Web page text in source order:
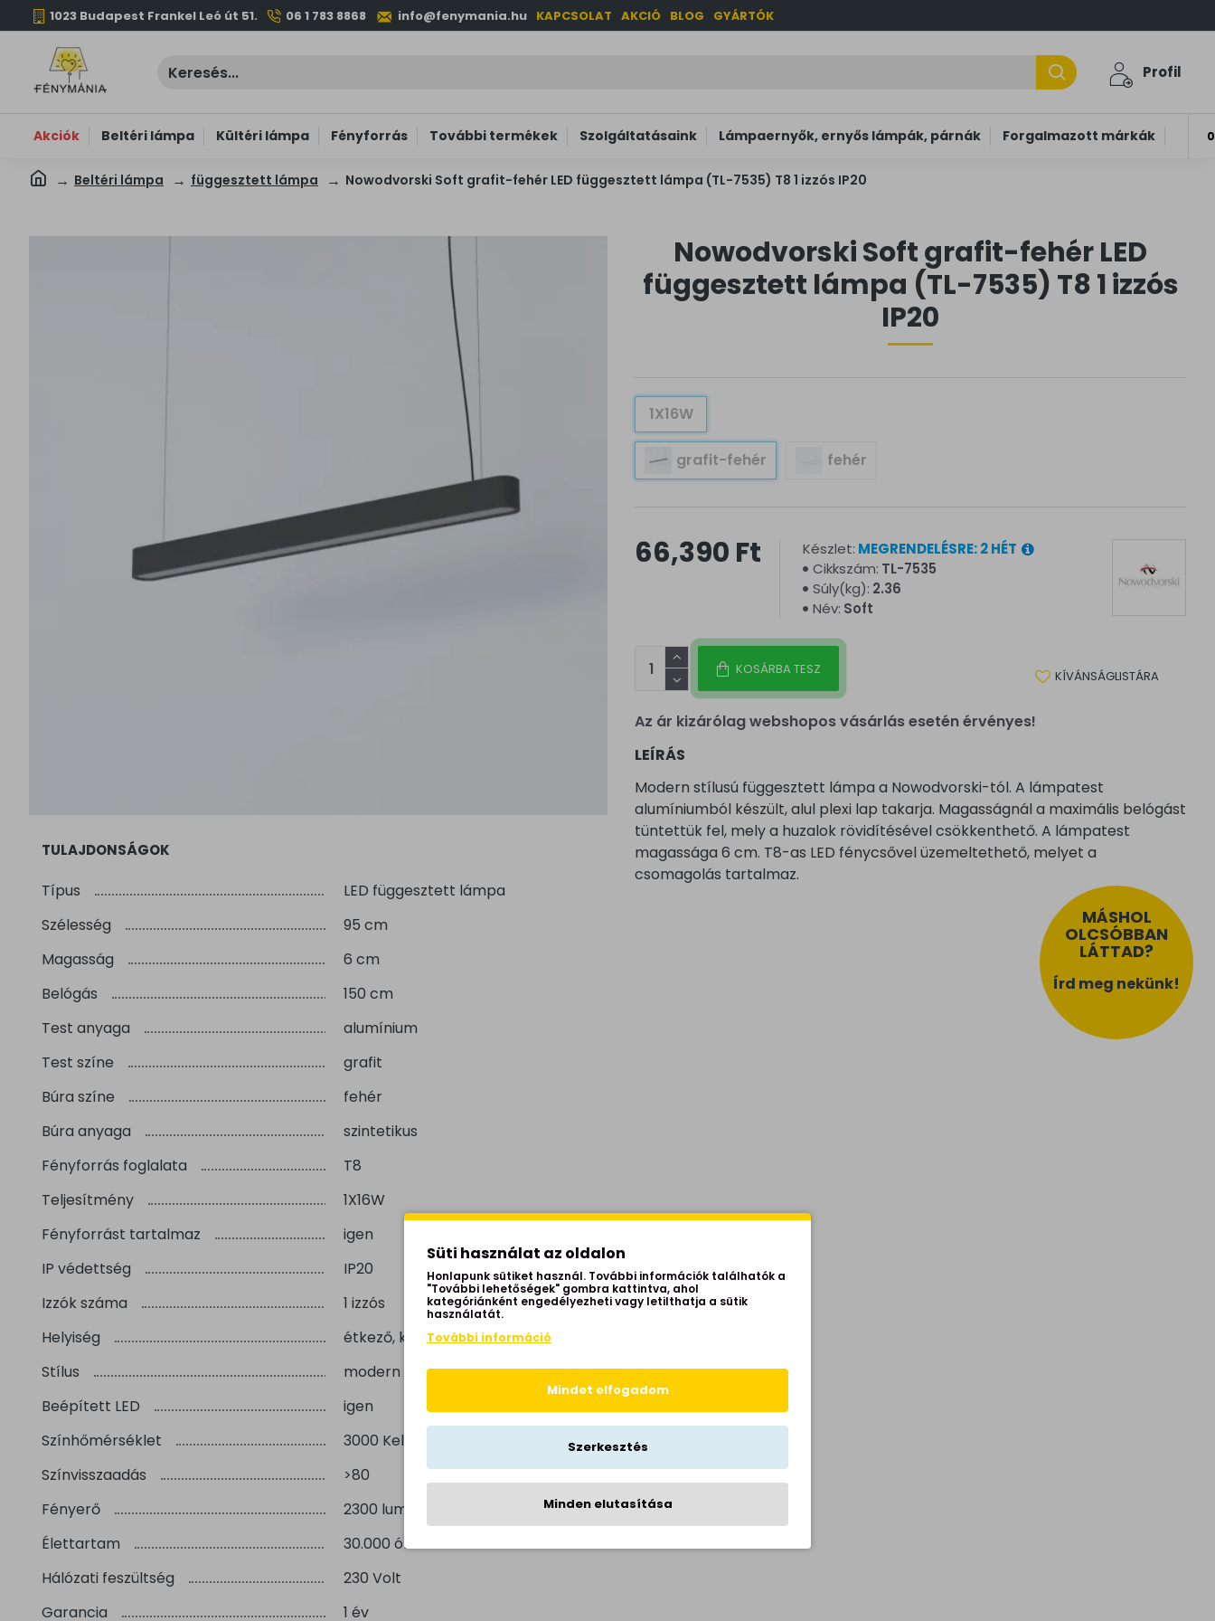
1023 Budapest Frankel Leó út 51. 06 1 783 8868 info@fenymania.hu KAPCSOLAT AKCIÓ BLOG GYÁRTÓK
Profil
Akciók Beltéri lámpa Kültéri lámpa Fényforrás További termékek Szolgáltatásaink Lámpaernyők, ernyős lámpák, párnák Forgalmazott márkák
Beltéri lámpa függesztett lámpa Nowodvorski Soft grafit-fehér LED függesztett lámpa (TL-7535) T8 1 izzós IP20
TULAJDONSÁGOK
Típus
LED függesztett lámpa
Szélesség
95 cm
Magasság
6 cm
Belógás
150 cm
Test anyaga
alumínium
Test színe
grafit
Búra színe
fehér
Búra anyaga
szintetikus
Fényforrás foglalata
T8
Teljesítmény
1X16W
Fényforrást tartalmaz
igen
IP védettség
IP20
Izzók száma
1 izzós
Helyiség
étkező, konyha, előszoba
Stílus
modern
Beépített LED
igen
Színhőmérséklet
3000 Kelvin
Színvisszaadás
>80
Fényerő
2300 lumen
Élettartam
30.000 óra
Hálózati feszültség
230 Volt
Garancia
1 év
Nowodvorski Soft grafit-fehér LED
függesztett lámpa (TL-7535) T8 1 izzós
IP20
Az ár kizárólag webshopos vásárlás esetén érvényes!
1X16W
grafit-fehér fehér
66,390 Ft Készlet: MEGRENDELÉSRE: 2 HÉT
Cikkszám: TL-7535
Súly(kg): 2.36
Név: Soft
KOSÁRBA TESZ KÍVÁNSÁGLISTÁRA
LEÍRÁS
Modern stílusú függesztett lámpa a Nowodvorski-tól. A lámpatest
alumíniumból készült, alul plexi lap takarja. Magasságnál a maximális belógást
tüntettük fel, mely a huzalok rövidítésével csökkenthető. A lámpatest
magassága 6 cm. T8-as LED fénycsővel üzemeltethető, melyet a
csomagolás tartalmaz.
MÁSHOL
OLCSÓBBAN
LÁTTAD?
Írd meg nekünk!
Süti használat az oldalon
Honlapunk sütiket használ. További információk találhatók a
"További lehetőségek" gombra kattintva, ahol
kategóriánként engedélyezheti vagy letilthatja a sütik
használatát.
További információ
Mindet elfogadom
Szerkesztés
Minden elutasítása